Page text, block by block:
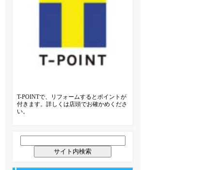
T-POINTで、リフォームするとポイントが
付きます。詳しくは店頭でお確かめくださ
い。